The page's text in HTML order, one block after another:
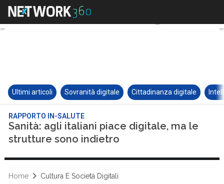
Ultimi articoli Sovranità digitale Cittadinanza digitale
RAPPORTO IN-SALUTE
Sanità: agli italiani piace digitale, ma le
strutture sono indietro
Home Cultura E Società Digitali